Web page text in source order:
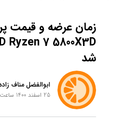
زمان عرضه و قیمت
شد
ابوالفضل مناف
25 اسفند 1400 ساعت 19:48